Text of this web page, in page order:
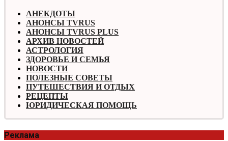
АНЕКДОТЫ
АНОНСЫ TVRUS
АНОНСЫ TVRUS PLUS
АРХИВ НОВОСТЕЙ
АСТРОЛОГИЯ
ЗДОРОВЬЕ И СЕМЬЯ
НОВОСТИ
ПОЛЕЗНЫЕ СОВЕТЫ
ПУТЕШЕСТВИЯ И ОТДЫХ
РЕЦЕПТЫ
ЮРИДИЧЕСКАЯ ПОМОЩЬ
Реклама